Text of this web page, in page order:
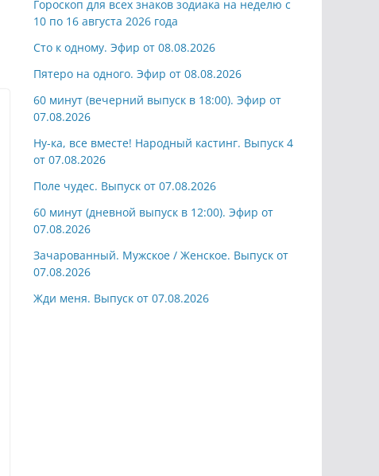
Гороскоп для всех знаков зодиака на неделю с
10 по 16 августа 2026 года
Сто к одному. Эфир от 08.08.2026
Пятеро на одного. Эфир от 08.08.2026
60 минут (вечерний выпуск в 18:00). Эфир от
07.08.2026
Ну-ка, все вместе! Народный кастинг. Выпуск 4
от 07.08.2026
Поле чудес. Выпуск от 07.08.2026
60 минут (дневной выпуск в 12:00). Эфир от
07.08.2026
Зачарованный. Мужское / Женское. Выпуск от
07.08.2026
Жди меня. Выпуск от 07.08.2026